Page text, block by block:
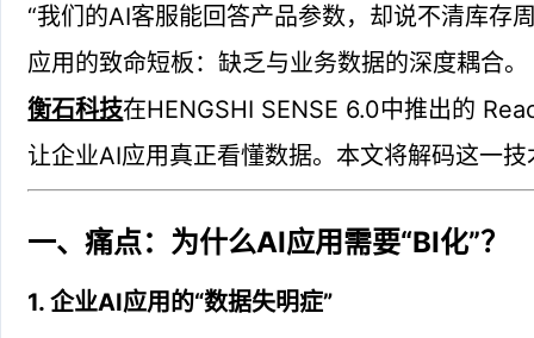
“我们的AI客服能回答产品参数，却说不清库
应用的致命短板：缺乏与业务数据的深度耦合。
衡石科技在HENGSHI SENSE 6.0中推出的
让企业AI应用真正看懂数据。本文将解码这一
一、痛点：为什么AI应用需要“BI化”？
1. 企业AI应用的“数据失明症”